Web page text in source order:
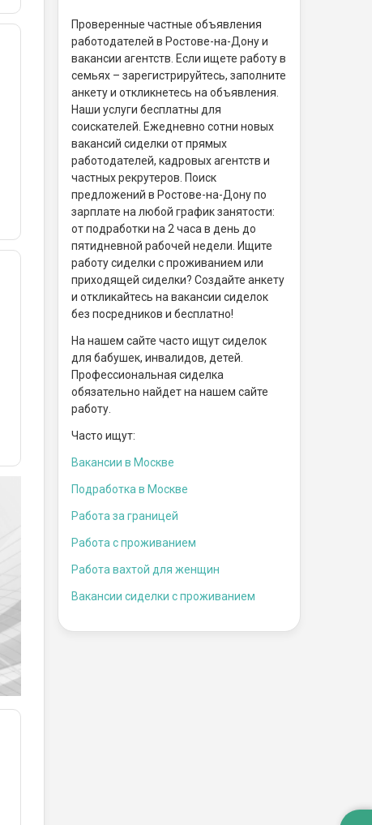
Проверенные частные объявления
работодателей в Ростове-на-Дону и
вакансии агентств. Если ищете работу в
семьях – зарегистрируйтесь, заполните
анкету и откликнетесь на объявления.
Наши услуги бесплатны для
соискателей. Ежедневно сотни новых
вакансий сиделки от прямых
работодателей, кадровых агентств и
частных рекрутеров. Поиск
предложений в Ростове-на-Дону по
зарплате на любой график занятости:
от подработки на 2 часа в день до
пятидневной рабочей недели. Ищите
работу сиделки с проживанием или
приходящей сиделки? Создайте анкету
и откликайтесь на вакансии сиделок
без посредников и бесплатно!
На нашем сайте часто ищут сиделок
для бабушек, инвалидов, детей.
Профессиональная сиделка
обязательно найдет на нашем сайте
работу.
Часто ищут:
Вакансии в Москве
Подработка в Москве
Работа за границей
Работа с проживанием
Работа вахтой для женщин
Вакансии сиделки с проживанием